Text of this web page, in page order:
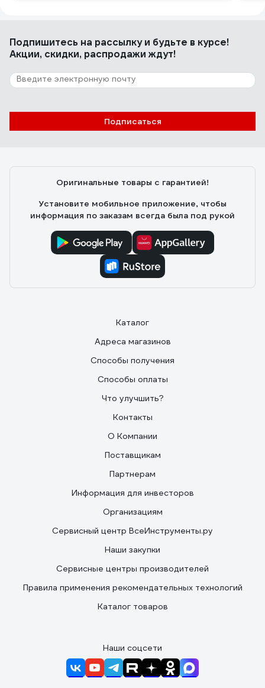
Подпишитесь на рассылкуи будьте в курсе!
Акции, скидки, распродажи ждут!
Подписаться
Оригинальные товары с гарантией!
Установите мобильное приложение, чтобы
информация по заказам всегда была под рукой
Каталог
Адреса магазинов
Способы получения
Способы оплаты
Что улучшить?
Контакты
О Компании
Поставщикам
Партнерам
Информация для инвесторов
Организациям
Сервисный центр ВсеИнструменты.ру
Наши закупки
Сервисные центры производителей
Правила применения рекомендательных технологий
Каталог товаров
Наши соцсети